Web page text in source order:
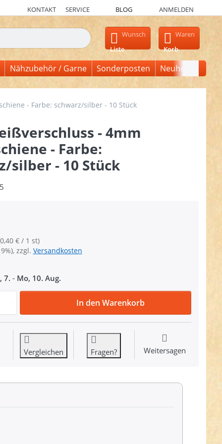
KONTAKT SERVICE BLOG ANMELDEN
erscheinen automatisch erste Ergebnisse. Drücken Sie die
Wunsch
Liste
Waren
Korb
Nähzubehör / Garne Sonderposten Neuheiten
- Farbe: schwarz/silber - 10 Stück
- 4mm
- Farbe:
silber - 10 Stück
€ / 1 st)
zzgl. Versandkosten
7. - Mo, 10. Aug.
16cm Reißverschluss - 4mm Metallschiene - Farbe:
In den Warenkorb
Vergleichen Fragen? Weitersagen